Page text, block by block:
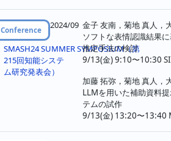
Conference 2024/09
SMASH24 SUMMER SYMPOSIUM（第
215回知能システ
ム研究発表会）
金子 友南，菊地 真人，
ソフトな表情認識結果
推定手法の検討
9/13(金) 9:10〜10:30
加藤 拓弥，菊地 真人，
LLMを用いた補助資料
テムの試作
9/13(金) 13:20〜13:40